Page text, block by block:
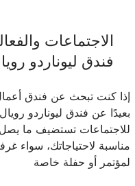
الاجتماعات
فندق ليوناردو
إذا كنت تبحث عن فندق
مناسبة لاحتياجاتك، سواء
لمؤتمر أو حفلة خاصة‎